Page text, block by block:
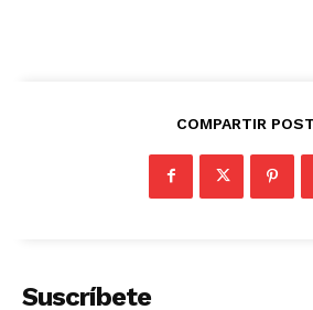
COMPARTIR
Suscríbete